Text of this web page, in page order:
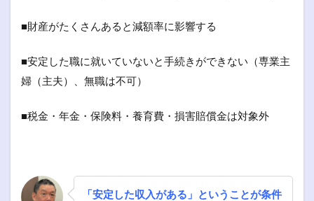
■財産がたくさんあると減額率に影響する
■安定した職に就いていないと手続きができない（専業主
婦（主夫）、無職は不可）
■税金・年金・保険料・養育費・損害賠償金は対象外
「安定した収入がある」ということが条件